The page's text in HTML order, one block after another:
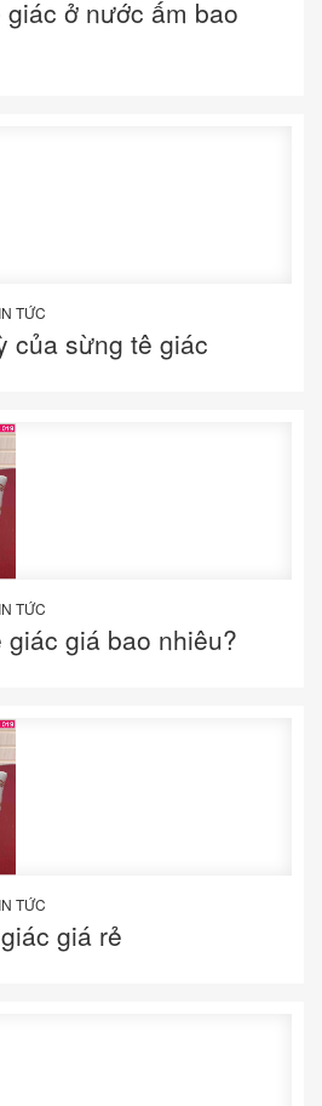
ở nước ấm bao
TỨC
của sừng tê giác
TỨC
giá bao nhiêu?
TỨC
giá rẻ